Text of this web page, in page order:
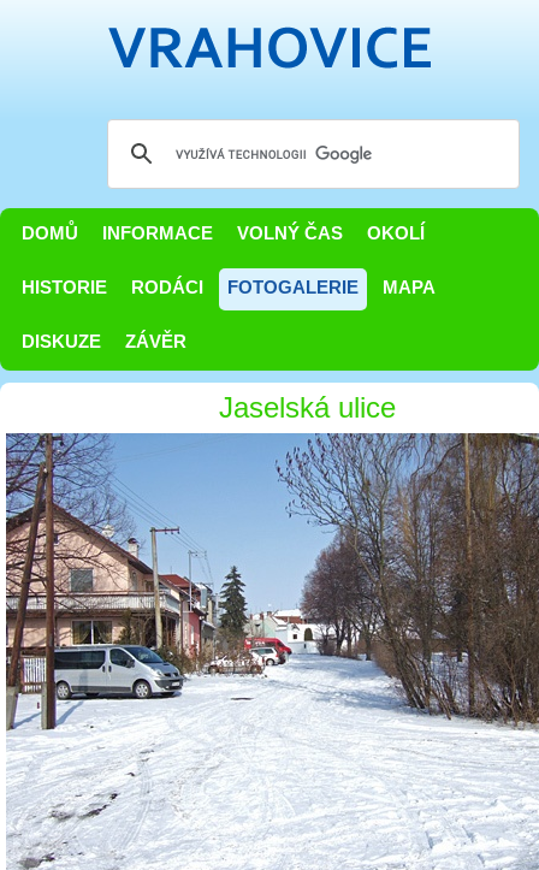
DOMŮ INFORMACE VOLNÝ ČAS OKOLÍ
HISTORIE RODÁCI FOTOGALERIE MAPA
DISKUZE ZÁVĚR
Jaselská ulice